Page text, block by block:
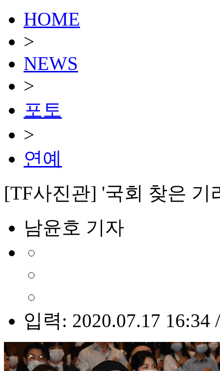
HOME
>
NEWS
>
포토
>
연예
[TF사진관] '국회 찾은 기
남윤호 기자
입력: 2020.07.17 16:34